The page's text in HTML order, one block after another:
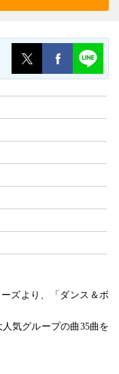
ズより、「ダンス＆ボ
気グループの曲35曲を